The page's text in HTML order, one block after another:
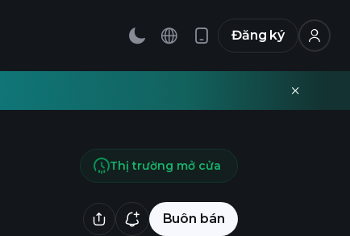
Đăng ký
Buôn bán
Thị trường mở cửa